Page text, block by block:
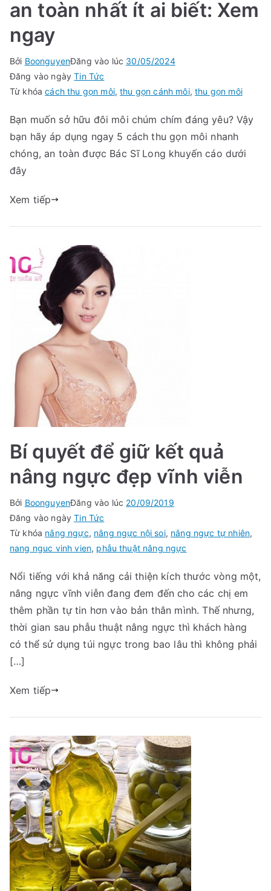
an toàn nhất ít ai biết: Xem
ngay
Bởi BoonguyenĐăng vào lúc 30/05/2024
Đăng vào ngàyTin Tức
Từ khóacách thu gọn môi,thu gọn cánh môi,thu gọn môi
Bạn muốn sở hữu đôi môi chúm chím đáng yêu? Vậy
bạn hãy áp dụng ngay 5 cách thu gọn môi nhanh
chóng, an toàn được Bác Sĩ Long khuyến cáo dưới
đây
Xem tiếp
Bí quyết để giữ kết quả
nâng ngực đẹp vĩnh viễn
Bởi BoonguyenĐăng vào lúc 20/09/2019
Đăng vào ngàyTin Tức
Từ khóa nâng ngực, nâng ngực nội soi, nâng ngực tự nhiên,
nang nguc vinh vien, phẫu thuật nâng ngực
Nổi tiếng với khả năng cải thiện kích thước vòng một,
nâng ngực vĩnh viễn đang đem đến cho các chị em
thêm phần tự tin hơn vào bản thân mình. Thế nhưng,
thời gian sau phẫu thuật nâng ngực thì khách hàng
có thể sử dụng túi ngực trong bao lâu thì không phải
[…]
Xem tiếp